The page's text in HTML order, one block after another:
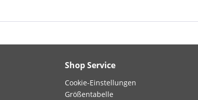
Shop Service
Cookie-Einstellungen
Größentabelle